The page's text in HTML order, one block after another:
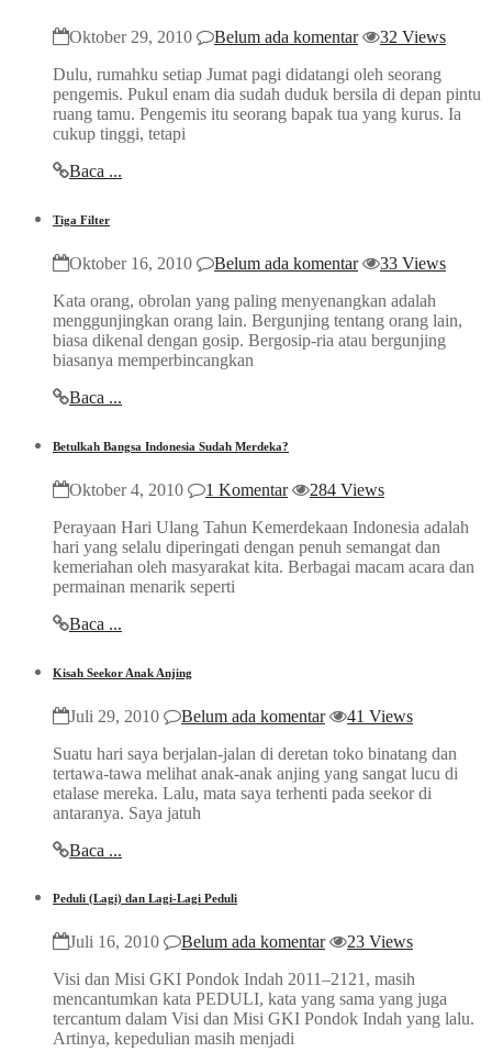
Oktober 29, 2010 Belum ada komentar
32 Views
Dulu, rumahku setiap Jumat pagi didatangi oleh seorang
pengemis. Pukul enam dia sudah duduk bersila di depan pintu
ruang tamu. Pengemis itu seorang bapak tua yang kurus. Ia
cukup tinggi, tetapi
Baca ...
Tiga Filter
Oktober 16, 2010 Belum ada komentar
33 Views
Kata orang, obrolan yang paling menyenangkan adalah
menggunjingkan orang lain. Bergunjing tentang orang lain,
biasa dikenal dengan gosip. Bergosip-ria atau bergunjing
biasanya memperbincangkan
Baca ...
Betulkah Bangsa Indonesia Sudah Merdeka?
Oktober 4, 2010 1 Komentar
284 Views
Perayaan Hari Ulang Tahun Kemerdekaan Indonesia adalah
hari yang selalu diperingati dengan penuh semangat dan
kemeriahan oleh masyarakat kita. Berbagai macam acara dan
permainan menarik seperti
Baca ...
Kisah Seekor Anak Anjing
Juli 29, 2010 Belum ada komentar
41 Views
Suatu hari saya berjalan-jalan di deretan toko binatang dan
tertawa-tawa melihat anak-anak anjing yang sangat lucu di
etalase mereka. Lalu, mata saya terhenti pada seekor di
antaranya. Saya jatuh
Baca ...
Peduli (Lagi) dan Lagi-Lagi Peduli
Juli 16, 2010 Belum ada komentar
23 Views
Visi dan Misi GKI Pondok Indah 2011–2121, masih
mencantumkan kata PEDULI, kata yang sama yang juga
tercantum dalam Visi dan Misi GKI Pondok Indah yang lalu.
Artinya, kepedulian masih menjadi